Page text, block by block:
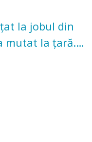
la jobul din
mutat la țară.
grădina